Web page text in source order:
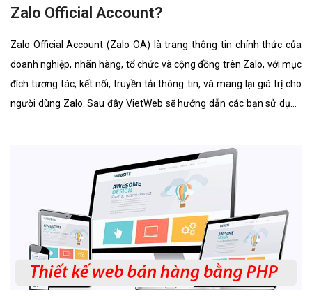
Zalo Official Account?
Zalo Official Account (Zalo OA) là trang thông tin chính thức của
doanh nghiệp, nhãn hàng, tổ chức và cộng đồng trên Zalo, với mục
đích tương tác, kết nối, truyền tải thông tin, và mang lại giá trị cho
người dùng Zalo. Sau đây VietWeb sẽ hướng dẫn các bạn sử dụng